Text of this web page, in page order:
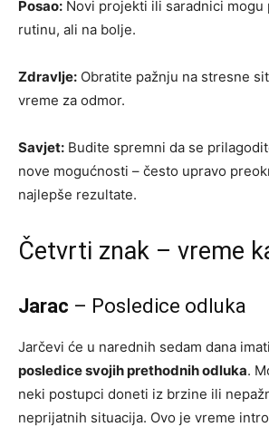
Posao: Novi projekti ili saradnici mogu
rutinu, ali na bolje.
Zdravlje: Obratite pažnju na stresne
vreme za odmor.
Savjet: Budite spremni da se
nove mogućnosti – često upravo
najlepše rezultate.
Četvrti znak – vreme
Jarac – Posledice odluka
Jarčevi će u narednih sedam dana
posledice svojih prethodnih odluka.
neki postupci doneti iz brzine ili
neprijatnih situacija. Ovo je vreme